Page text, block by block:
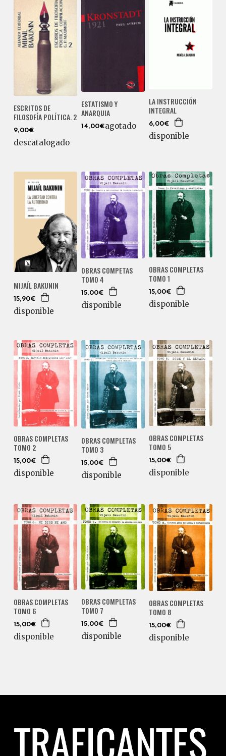
ESCRITOS DE
FILOSOFÍA POLÍTICA. 2
9,00€
descatalogado
ESTATISMO Y
ANARQUIA
14,00€agotado
LA INSTRUCCIÓN
INTEGRAL
6,00€
disponible
MIJAÍL BAKUNIN
15,90€
disponible
OBRAS COMPETAS
TOMO 4
15,00€
disponible
OBRAS COMPLETAS
TOMO 1
15,00€
disponible
OBRAS COMPLETAS
TOMO 2
15,00€
disponible
OBRAS COMPLETAS
TOMO 3
15,00€
disponible
OBRAS COMPLETAS
TOMO 5
15,00€
disponible
OBRAS COMPLETAS
TOMO 6
15,00€
disponible
OBRAS COMPLETAS
TOMO 7
15,00€
disponible
OBRAS COMPLETAS
TOMO 8
15,00€
disponible